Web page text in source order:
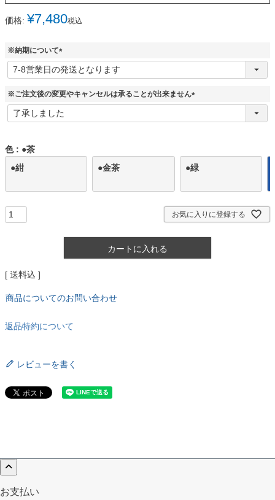
価格: ¥7,480税込
※納期について
(
必
)
※ご注文後の変更やキャンセルは承ることが出来ません
(
色
●茶
●紺
●金茶 ●緑
お気に入りに登録する
カートに入れる
送料込
商品についてのお問い合わせ
返品特約について
レビューを書く
お支払い